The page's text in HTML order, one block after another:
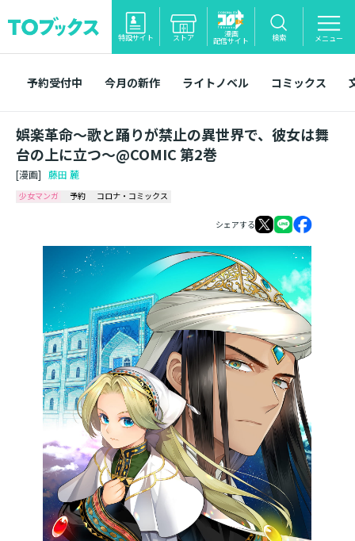
特設サイト ストア 漫画
配信サイト 検索 メニュー
予約受付中 今月の新作 ライトノベル コミックス
娯楽革命～歌と踊りが禁止の異世界で、彼女は舞
台の上に立つ～@COMIC 第2巻
[漫画] 藤田 麓
少女マンガ 予約 コロナ・コミックス
シェアする